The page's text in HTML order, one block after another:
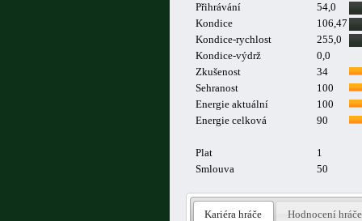
Přihrávání
54,0
Kondice
106,47
Kondice-rychlost
255,0
Kondice-výdrž
0,0
Zkušenost
34
Sehranost
100
Energie aktuální
100
Energie celková
90
Plat
1
Smlouva
50
Kariéra hráče Hodnocení hráče